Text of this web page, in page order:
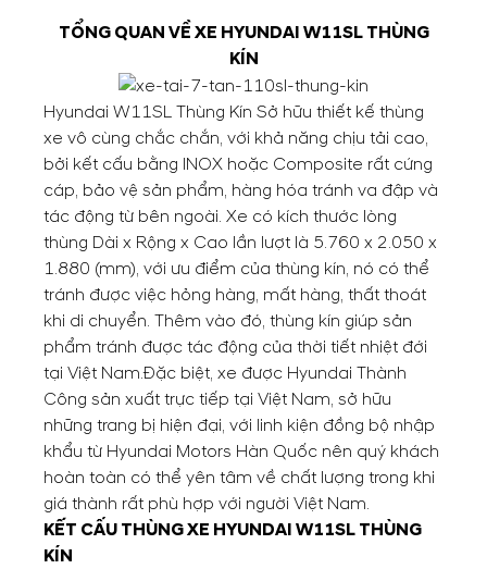
TỔNG QUAN VỀ XE HYUNDAI W11SL THÙNG
KÍN
Hyundai W11SL Thùng Kín Sở hữu thiết kế thùng
xe vô cùng chắc chắn, với khả năng chịu tải cao,
bởi kết cấu bằng INOX hoặc Composite rất cứng
cáp, bảo vệ sản phẩm, hàng hóa tránh va đập và
tác động từ bên ngoài. Xe có kích thước lòng
thùng Dài x Rộng x Cao lần lượt là 5.760 x 2.050 x
1.880 (mm), với ưu điểm của thùng kín, nó có thể
tránh được việc hỏng hàng, mất hàng, thất thoát
khi di chuyển. Thêm vào đó, thùng kín giúp sản
phẩm tránh được tác động của thời tiết nhiệt đới
tại Việt Nam.Đặc biệt, xe được Hyundai Thành
Công sản xuất trực tiếp tại Việt Nam, sở hữu
những trang bị hiện đại, với linh kiện đồng bộ nhập
khẩu từ Hyundai Motors Hàn Quốc nên quý khách
hoàn toàn có thể yên tâm về chất lượng trong khi
giá thành rất phù hợp với người Việt Nam.
KẾT CẤU THÙNG XE HYUNDAI W11SL THÙNG
KÍN